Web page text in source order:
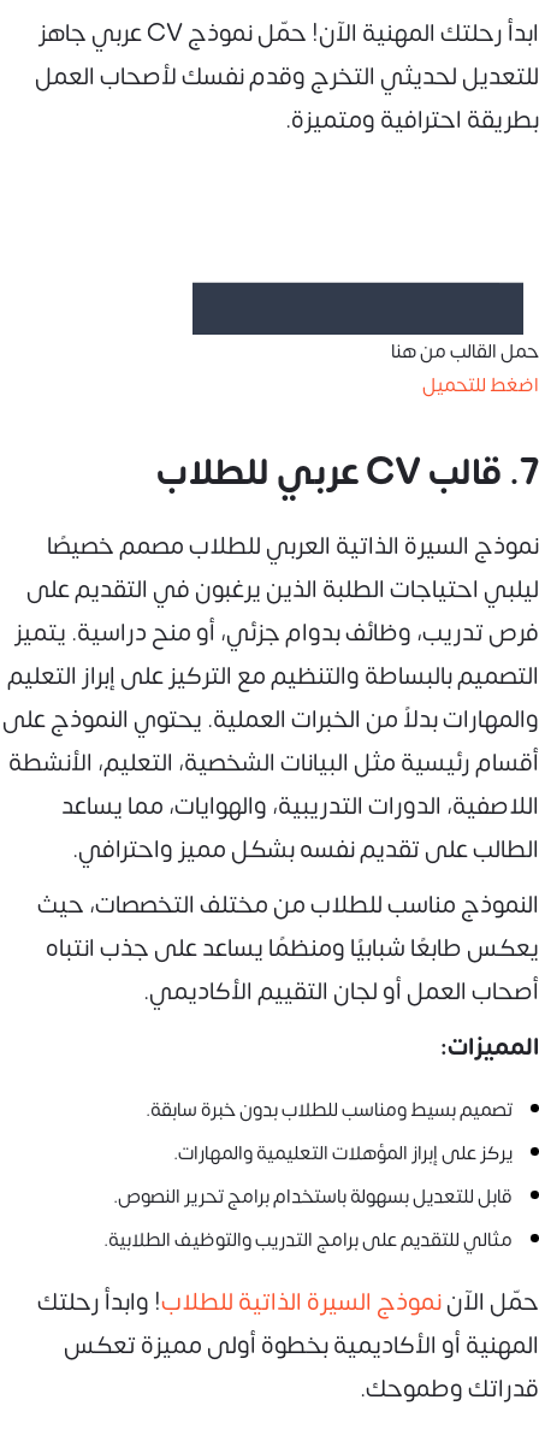
ابدأ رحلتك المهنية الآن! حمّل نموذج CV عربي جاهز
للتعديل لحديثي التخرج وقدم نفسك لأصحاب العمل
بطريقة احترافية ومتميزة.
حمل القالب من هنا
اضغط للتحميل
7. قالب CV عربي للطلاب
نموذج السيرة الذاتية العربي للطلاب مصمم خصيصًا
ليلبي احتياجات الطلبة الذين يرغبون في التقديم على
فرص تدريب، وظائف بدوام جزئي، أو منح دراسية. يتميز
التصميم بالبساطة والتنظيم مع التركيز على إبراز التعليم
والمهارات بدلاً من الخبرات العملية. يحتوي النموذج على
أقسام رئيسية مثل البيانات الشخصية، التعليم، الأنشطة
اللاصفية، الدورات التدريبية، والهوايات، مما يساعد
الطالب على تقديم نفسه بشكل مميز واحترافي.
النموذج مناسب للطلاب من مختلف التخصصات، حيث
يعكس طابعًا شبابيًا ومنظمًا يساعد على جذب انتباه
أصحاب العمل أو لجان التقييم الأكاديمي.
المميزات:
تصميم بسيط ومناسب للطلاب بدون خبرة سابقة.
يركز على إبراز المؤهلات التعليمية والمهارات.
قابل للتعديل بسهولة باستخدام برامج تحرير النصوص.
مثالي للتقديم على برامج التدريب والتوظيف الطلابية.
حمّل الآننموذج السيرة الذاتية للطلاب! وابدأ رحلتك
المهنية أو الأكاديمية بخطوة أولى مميزة تعكس
قدراتك وطموحك.